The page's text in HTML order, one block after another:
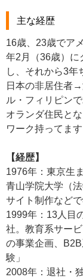
主な経歴
16歳、23歳でア
年2月（36歳）に
し、それから3年
日本の非居住者
ル・フィリピン
オランダ住民と
ワーク持ってます
【経歴】
1976年：東京生ま
青山学院大学（
サイト制作など
1999年：13人目
社。教育系サー
の事業企画、
験」
2008年：退社・